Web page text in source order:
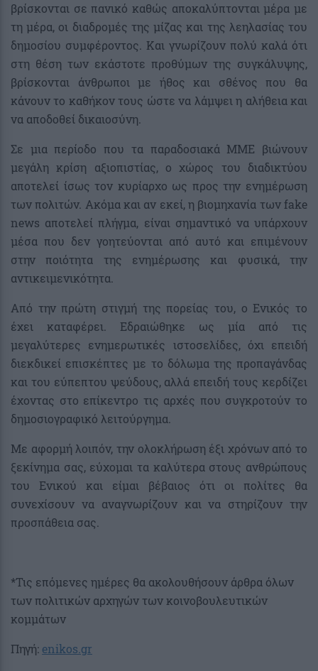
βρίσκονται σε πανικό καθώς αποκαλύπτονται μέρα με
τη μέρα, οι διαδρομές της μίζας και της λεηλασίας του
δημοσίου συμφέροντος. Και γνωρίζουν πολύ καλά ότι
στη θέση των εκάστοτε προθύμων της συγκάλυψης,
βρίσκονται άνθρωποι με ήθος και σθένος που θα
κάνουν το καθήκον τους ώστε να λάμψει η αλήθεια και
να αποδοθεί δικαιοσύνη.
Σε μια περίοδο που τα παραδοσιακά ΜΜΕ βιώνουν
μεγάλη κρίση αξιοπιστίας, ο χώρος του διαδικτύου
αποτελεί ίσως τον κυρίαρχο ως προς την ενημέρωση
των πολιτών. Ακόμα και αν εκεί, η βιομηχανία των fake
news αποτελεί πλήγμα, είναι σημαντικό να υπάρχουν
μέσα που δεν γοητεύονται από αυτό και επιμένουν
στην ποιότητα της ενημέρωσης και φυσικά, την
αντικειμενικότητα.
Από την πρώτη στιγμή της πορείας του, ο Ενικός το
έχει καταφέρει. Εδραιώθηκε ως μία από τις
μεγαλύτερες ενημερωτικές ιστοσελίδες, όχι επειδή
διεκδικεί επισκέπτες με το δόλωμα της προπαγάνδας
και του εύπεπτου ψεύδους, αλλά επειδή τους κερδίζει
έχοντας στο επίκεντρο τις αρχές που συγκροτούν το
δημοσιογραφικό λειτούργημα.
Με αφορμή λοιπόν, την ολοκλήρωση έξι χρόνων από το
ξεκίνημα σας, εύχομαι τα καλύτερα στους ανθρώπους
του Ενικού και είμαι βέβαιος ότι οι πολίτες θα
συνεχίσουν να αναγνωρίζουν και να στηρίζουν την
προσπάθεια σας.
*Τις επόμενες ημέρες θα ακολουθήσουν άρθρα όλων
των πολιτικών αρχηγών των κοινοβουλευτικών
κομμάτων
Πηγή: enikos.gr